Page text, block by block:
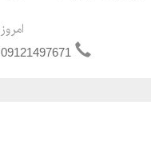
امروز
09121497671